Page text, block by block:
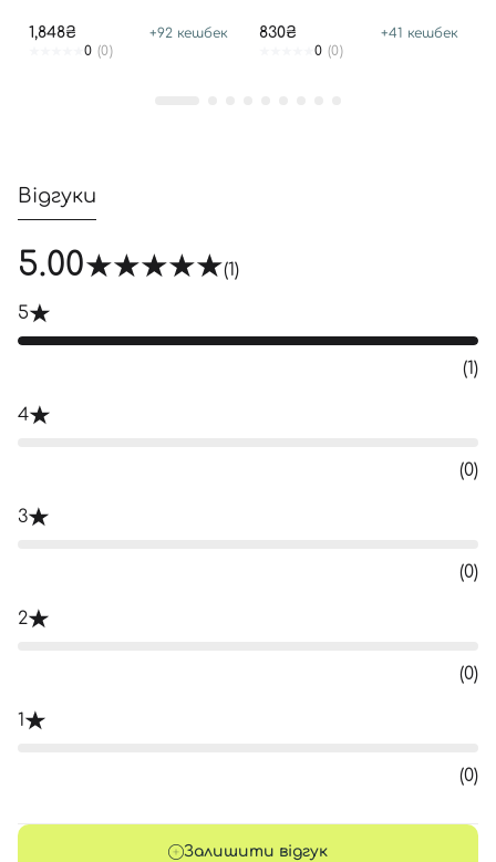
1,848₴ +92 кешбек
0 (0)
830₴ +41 кешбек
0 (0)
Відгуки
5.00 (1)
5
(1)
4
(0)
3
(0)
2
(0)
1
(0)
Залишити відгук